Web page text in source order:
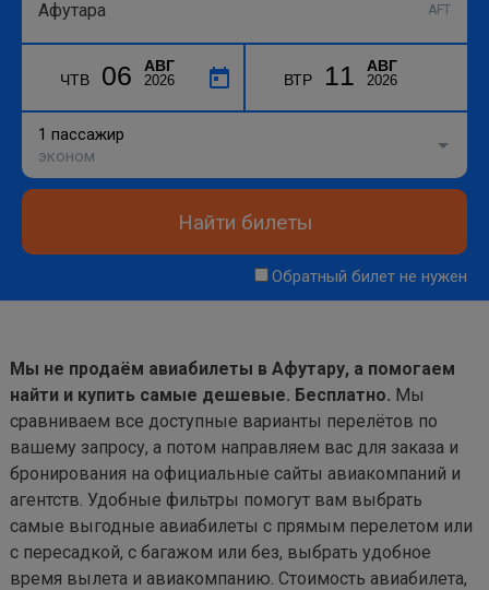
AFT
ЧТВ 06 АВГ
2026 ВТР 11 АВГ
2026
1 пассажир
эконом
Найти билеты
Обратный билет не нужен
Мы не продаём авиабилеты в Афутару, а помогаем
найти и купить самые дешевые. Бесплатно. Мы
сравниваем все доступные варианты перелётов по
вашему запросу, а потом направляем вас для заказа и
бронирования на официальные сайты авиакомпаний и
агентств. Удобные фильтры помогут вам выбрать
самые выгодные авиабилеты с прямым перелетом или
с пересадкой, с багажом или без, выбрать удобное
время вылета и авиакомпанию. Стоимость авиабилета,